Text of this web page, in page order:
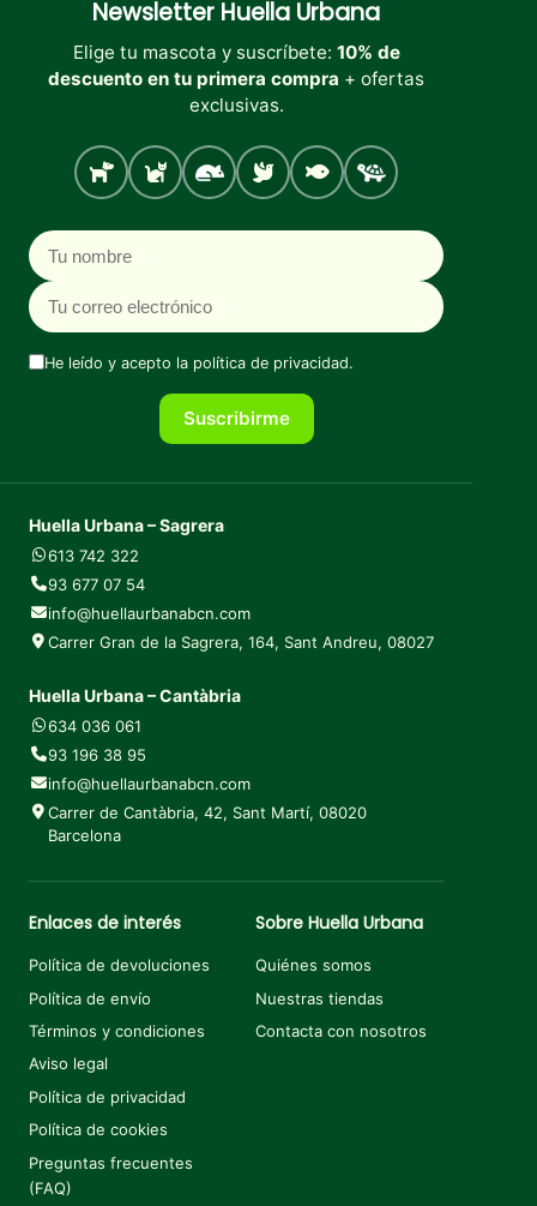
Newsletter Huella Urbana
Elige tu mascota y suscríbete: 10% de
descuento en tu primera compra + ofertas
exclusivas.
Perro Gato Roedores
Aves PecesTortugas
Nombre
Correo electrónico
He leído y acepto la política de privacidad.
Suscribirme
Huella Urbana – Sagrera
613 742 322
93 677 07 54
info@huellaurbanabcn.com
Carrer Gran de la Sagrera, 164, Sant Andreu, 08027
Huella Urbana – Cantàbria
634 036 061
93 196 38 95
info@huellaurbanabcn.com
Carrer de Cantàbria, 42, Sant Martí, 08020
Barcelona
Enlaces de interés
Política de devoluciones
Política de envío
Términos y condiciones
Aviso legal
Política de privacidad
Política de cookies
Preguntas frecuentes
(FAQ)
Sobre Huella Urbana
Quiénes somos
Nuestras tiendas
Contacta con nosotros